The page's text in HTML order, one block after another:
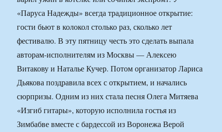
«Паруса Надежды» всегда традиционное открытие:
гости бьют в колокол столько раз, сколько лет
фестивалю. В эту пятницу честь это сделать выпала
авторам-исполнителям из Москвы — Алексею
Витакову и Наталье Кучер. Потом организатор Лариса
Дьякова поздравила всех с открытием, и начались
сюрпризы. Одним из них стала песня Олега Митяева
«Изгиб гитары», которую исполнила гостья из
Зимбабве вместе с бардессой из Воронежа Верой